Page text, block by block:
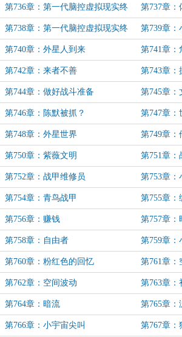
第736章：第一代脑控虚拟现实终
端：双鱼座
第737章
第738章：第一代脑控虚拟现实终
端火了
第739章：
第740章：外星人到来 第741章：
第742章：来者不善 第743章：
第744章：做好战斗准备 第745章：
第746章：陈默被抓？ 第747章：
第748章：外星世界 第749章：
第750章：紫薇文明 第751章：
第752章：战甲维修员 第753章：
第754章：青鸟战甲 第755章：
第756章：赚钱 第757章
第758章：自由者 第759章：
第760章：粉红色的回忆 第761章：
第762章：空间波动 第763章：
第764章：暗流 第765章：
第766章：小宇宙尖叫 第767章：